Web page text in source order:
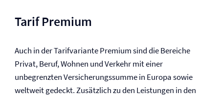
Tarif Premium
Auch in der Tarifvariante Premium sind die Bereiche
Privat, Beruf, Wohnen und Verkehr mit einer
unbegrenzten Versicherungssumme in Europa sowie
weltweit gedeckt. Zusätzlich zu den Leistungen in den